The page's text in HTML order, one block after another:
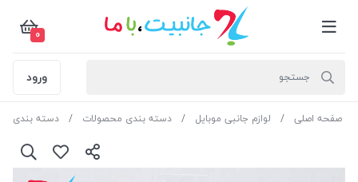
0
ورود
صفحه اصلی لوازم جانبی موبایل دسته بندی محصولات دسته بندی